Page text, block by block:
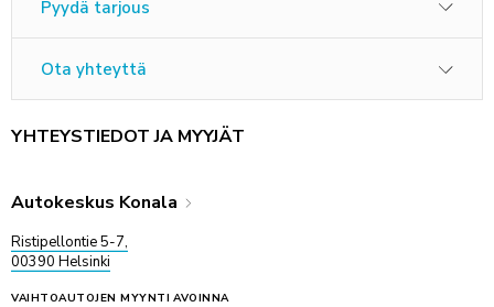
Pyydä tarjous
Ota yhteyttä
YHTEYSTIEDOT JA MYYJÄT
Autokeskus Konala
Ristipellontie 5-7,
00390 Helsinki
VAIHTOAUTOJEN MYYNTI AVOINNA